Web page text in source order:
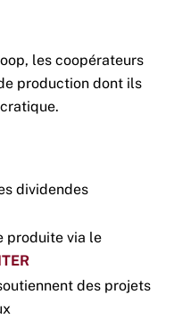
les coopérateurs
production dont ils
dividendes
produite via le
des projets